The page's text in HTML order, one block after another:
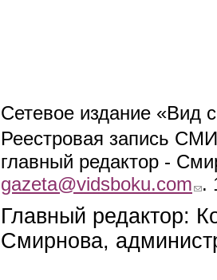
Сетевое издание «Вид
Реестровая запись
главный редактор -
gazeta@vidsboku.com (link
.
Главный редактор:
Смирнова,